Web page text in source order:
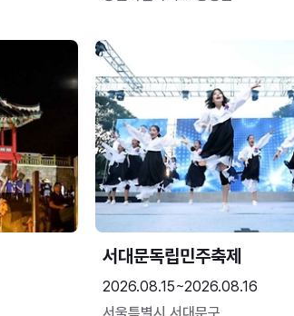
서대문독립민주축제
2026.08.15~2026.08.16